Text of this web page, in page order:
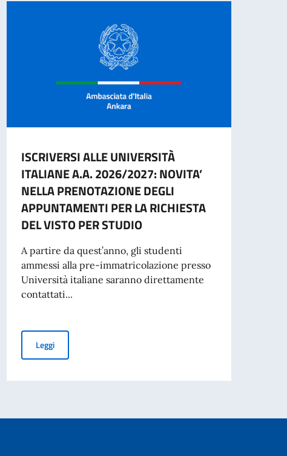
FINALE
Tosca Zampini – voce, Tolga During – chitarra
ISCRIVERSI ALLE UNIVERSITÀ
ITALIANE A.A. 2026/2027: NOVITA’
NELLA PRENOTAZIONE DEGLI
APPUNTAMENTI PER LA RICHIESTA
DEL VISTO PER STUDIO
A partire da quest’anno, gli studenti
ammessi alla pre-immatricolazione presso
Università italiane saranno direttamente
contattati...
LeggiISCRIVERSI ALLE UNIVERSITÀ ITALIANE A.A. 2026/2027: